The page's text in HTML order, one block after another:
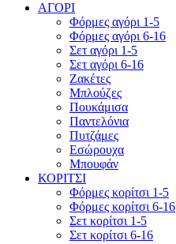
ΑΓΟΡΙ
Φόρμες αγόρι 1-5
Φόρμες αγόρι 6-16
Σετ αγόρι 1-5
Σετ αγόρι 6-16
Ζακέτες
Μπλούζες
Πουκάμισα
Παντελόνια
Πυτζάμες
Εσώρουχα
Μπουφάν
ΚΟΡΙΤΣΙ
Φόρμες κορίτσι 1-5
Φόρμες κορίτσι 6-16
Σετ κορίτσι 1-5
Σετ κορίτσι 6-16